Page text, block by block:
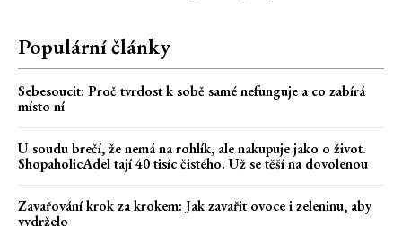
Populární články
Sebesoucit: Proč tvrdost k sobě samé nefunguje a co zabírá
místo ní
U soudu brečí, že nemá na rohlík, ale nakupuje jako o život.
ShopaholicAdel tají 40 tisíc čistého. Už se těší na dovolenou
Zavařování krok za krokem: Jak zavařit ovoce i zeleninu, aby
vydrželo